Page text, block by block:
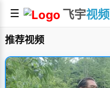
☰ 飞宇视频
推荐视频